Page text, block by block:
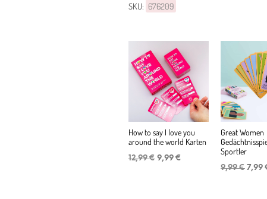
SKU: 676209
How to say I love you
around the world Karten
12,99€ Ursprünglicher
9,99 €
Great Women
Sportler
9,99€ 7,99